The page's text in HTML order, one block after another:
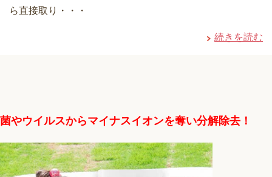
ら直接取り・・・
続きを読む
菌やウイルスからマイナスイオンを奪い分解除去！